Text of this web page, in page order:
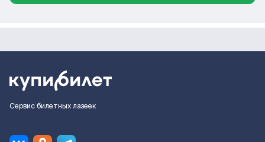
Сервис билетных лазеек